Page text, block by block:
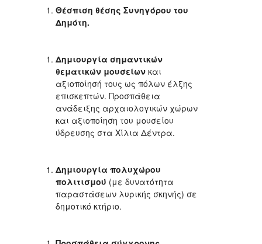
Θέσπιση θέσης Συνηγόρου του
Δημότη.
Δημιουργία σημαντικών
θεματικών μουσείων και
αξιοποίησή τους ως πόλων έλξης
επισκεπτών. Προσπάθεια
ανάδειξης αρχαιολογικών χώρων
και αξιοποίηση του μουσείου
ύδρευσης στα Χίλια Δέντρα.
Δημιουργία πολυχώρου
πολιτισμού (με δυνατότητα
παραστάσεων λυρικής σκηνής) σε
δημοτικό κτήριο.